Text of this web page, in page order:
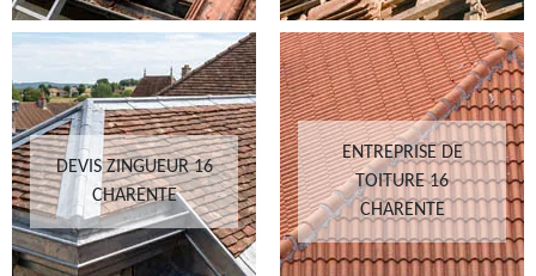
DEVIS ZINGUEUR 16
CHARENTE
ENTREPRISE DE
TOITURE 16
CHARENTE